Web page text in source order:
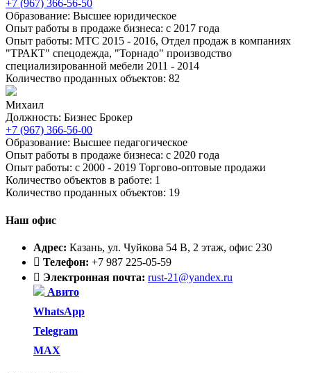
+7 (967) 366-56-50
Образование: Высшее юридическое
Опыт работы в продаже бизнеса: с 2017 года
Опыт работы: МТС 2015 - 2016, Отдел продаж в компаниях
"ТРАКТ" спецодежда, "Торнадо" производство
специализированной мебели 2011 - 2014
Количество проданных объектов: 82
Михаил
Должность: Бизнес Брокер
+7 (967) 366-56-00
Образование: Высшее педагогическое
Опыт работы в продаже бизнеса: с 2020 года
Опыт работы: с 2000 - 2019 Торгово-оптовые продажи
Количество объектов в работе: 1
Количество проданных объектов: 19
Наш офис
Адрес: Казань, ул. Чуйкова 54 В, 2 этаж, офис 230
Телефон: +7 987 225-05-59
Электронная почта: rust-21@yandex.ru
Авито
WhatsApp
Telegram
MAX